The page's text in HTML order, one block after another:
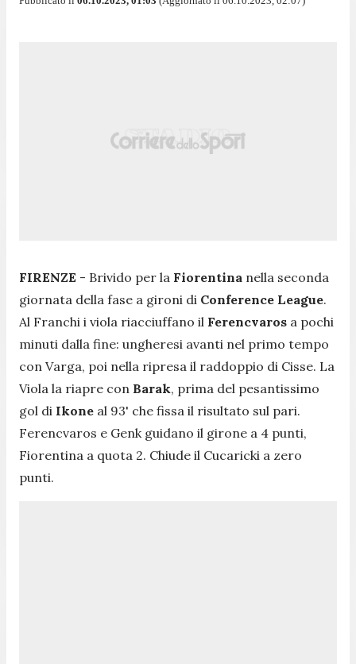
FIRENZE - Brivido per la Fiorentina nella seconda
giornata della fase a gironi di Conference League.
Al Franchi i viola riacciuffano il Ferencvaros a pochi
minuti dalla fine: ungheresi avanti nel primo tempo
con Varga, poi nella ripresa il raddoppio di Cisse. La
Viola la riapre con Barak, prima del pesantissimo
gol di Ikone al 93' che fissa il risultato sul pari.
Ferencvaros e Genk guidano il girone a 4 punti,
Fiorentina a quota 2. Chiude il Cucaricki a zero
punti.